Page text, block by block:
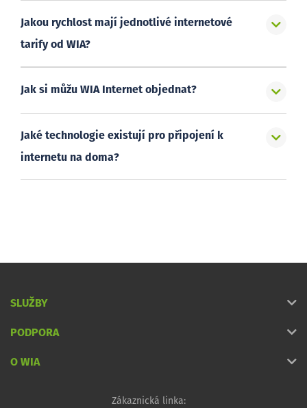
Jakou rychlost mají jednotlivé internetové
tarify od WIA?
Jak si můžu WIA Internet objednat?
Jaké technologie existují pro připojení k
internetu na doma?
SLUŽBY
PODPORA
O WIA
Zákaznická linka: